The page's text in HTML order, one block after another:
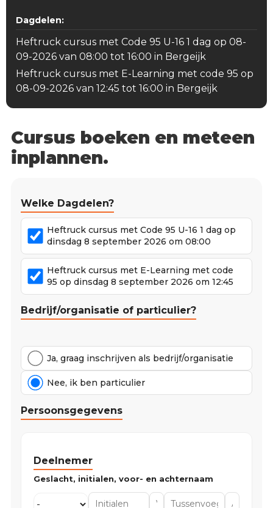
Dagdelen:
Heftruck cursus met Code 95 U-16 1 dag op 08-
09-2026 van 08:00 tot 16:00 in Bergeijk
Heftruck cursus met E-Learning met code 95 op
08-09-2026 van 12:45 tot 16:00 in Bergeijk
Cursus boeken en meteen
inplannen.
Welke Dagdelen?
Heftruck cursus met Code 95 U-16 1 dag op
dinsdag 8 september 2026 om 08:00
Heftruck cursus met E-Learning met code
95 op dinsdag 8 september 2026 om 12:45
Bedrijf/organisatie of particulier?
Ja, graag inschrijven als bedrijf/organisatie
Nee, ik ben particulier
Persoonsgegevens
Deelnemer